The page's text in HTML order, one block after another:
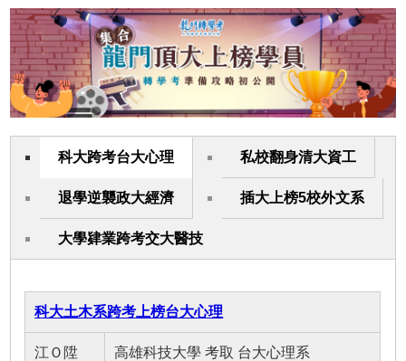
科大跨考台大心理 私校翻身清大資工
退學逆襲政大經濟 插大上榜5校外文系
大學肄業跨考交大醫技
科大土木系跨考上榜台大心理
江Ｏ陞 高雄科技大學 考取 台大心理系